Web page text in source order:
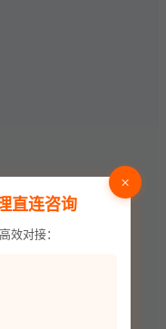
×
直连咨询
效对接：